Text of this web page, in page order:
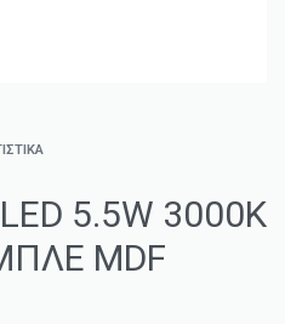
5.5W 3000K
MDF